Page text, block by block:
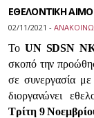
ΕΘΕΛΟΝΤΙΚΗ
02/11/2021 -
Το UN SDSN
σκοπό την
σε συνεργασία με
διοργανώνει
Τρίτη 9